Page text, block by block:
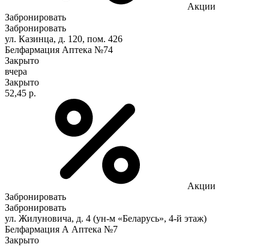
Акции
Забронировать
Забронировать
ул. Казинца, д. 120, пом. 426
Белфармация Аптека №74
Закрыто
вчера
Закрыто
52,45 р.
Акции
Забронировать
Забронировать
ул. Жилуновича, д. 4 (ун-м «Беларусь», 4-й этаж)
Белфармация А Аптека №7
Закрыто